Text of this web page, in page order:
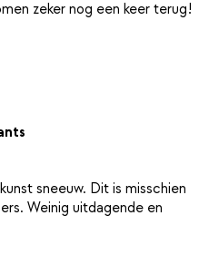
sneeuw. Dit is misschien
Weinig uitdagende en